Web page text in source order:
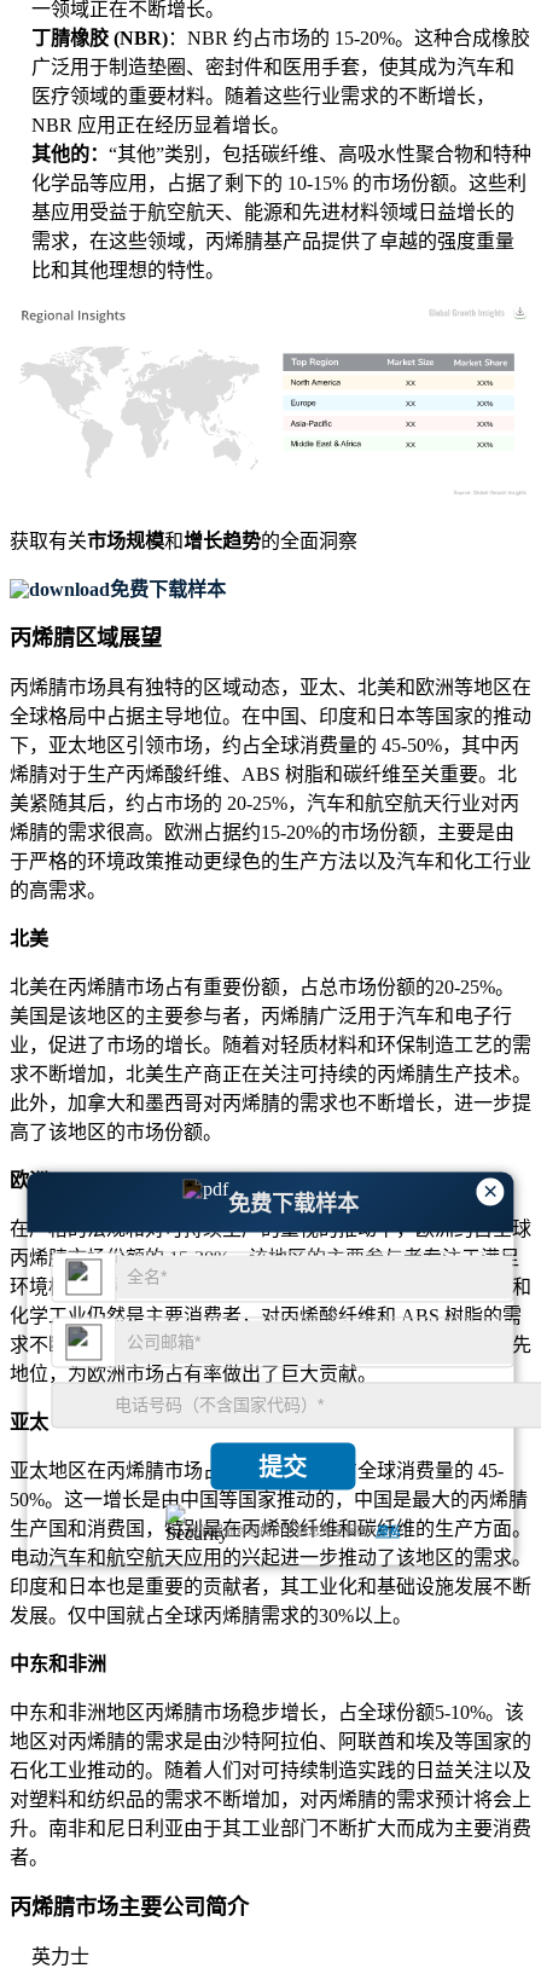
×
免费下载样本
提交
我们保证对您的个人信息完全保密.隐私
一领域正在不断增长。
丁腈橡胶 (NBR)：NBR 约占市场的 15-20%。这种合成橡胶
广泛用于制造垫圈、密封件和医用手套，使其成为汽车和
医疗领域的重要材料。随着这些行业需求的不断增长，
NBR 应用正在经历显着增长。
其他的： “其他”类别，包括碳纤维、高吸水性聚合物和特种
化学品等应用，占据了剩下的 10-15% 的市场份额。这些利
基应用受益于航空航天、能源和先进材料领域日益增长的
需求，在这些领域，丙烯腈基产品提供了卓越的强度重量
比和其他理想的特性。
XX%
XX
XX%
XX
XX%
XX
XX%
XX
获取有关市场规模和增长趋势的全面洞察
免费下载样本
丙烯腈区域展望
丙烯腈市场具有独特的区域动态，亚太、北美和欧洲等地区在
全球格局中占据主导地位。在中国、印度和日本等国家的推动
下，亚太地区引领市场，约占全球消费量的 45-50%，其中丙
烯腈对于生产丙烯酸纤维、ABS 树脂和碳纤维至关重要。北
美紧随其后，约占市场的 20-25%，汽车和航空航天行业对丙
烯腈的需求很高。欧洲占据约15-20%的市场份额，主要是由
于严格的环境政策推动更绿色的生产方法以及汽车和化工行业
的高需求。
北美
北美在丙烯腈市场占有重要份额，占总市场份额的20-25%。
美国是该地区的主要参与者，丙烯腈广泛用于汽车和电子行
业，促进了市场的增长。随着对轻质材料和环保制造工艺的需
求不断增加，北美生产商正在关注可持续的丙烯腈生产技术。
此外，加拿大和墨西哥对丙烯腈的需求也不断增长，进一步提
高了该地区的市场份额。
欧洲
在严格的法规和对可持续生产的重视的推动下，欧洲约占全球
丙烯腈市场份额的 15-20%。该地区的主要参与者专注于满足
环境标准，例如减少排放和推广生物基丙烯腈的使用。汽车和
化学工业仍然是主要消费者，对丙烯酸纤维和 ABS 树脂的需
求不断增加。德国、法国和意大利在生产和消费方面处于领先
地位，为欧洲市场占有率做出了巨大贡献。
亚太
亚太地区在丙烯腈市场占据主导地位，占全球消费量的 45-
50%。这一增长是由中国等国家推动的，中国是最大的丙烯腈
生产国和消费国，特别是在丙烯酸纤维和碳纤维的生产方面。
电动汽车和航空航天应用的兴起进一步推动了该地区的需求。
印度和日本也是重要的贡献者，其工业化和基础设施发展不断
发展。仅中国就占全球丙烯腈需求的30%以上。
中东和非洲
中东和非洲地区丙烯腈市场稳步增长，占全球份额5-10%。该
地区对丙烯腈的需求是由沙特阿拉伯、阿联酋和埃及等国家的
石化工业推动的。随着人们对可持续制造实践的日益关注以及
对塑料和纺织品的需求不断增加，对丙烯腈的需求预计将会上
升。南非和尼日利亚由于其工业部门不断扩大而成为主要消费
者。
丙烯腈市场主要公司简介
英力士